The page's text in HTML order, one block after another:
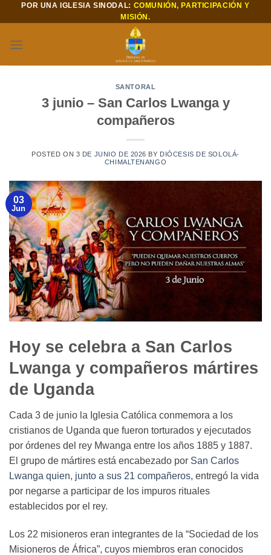
Saltar
al
POR UNA IGLESIA SINODAL: COMUNIÓN, PARTICIPACIÓN Y
MISIÓN.
SANTORAL
3 junio – San Carlos Lwanga y
compañeros
POSTED ON 3 DE JUNIO DE 2026 BY DIÓCESIS DE SOLOLÁ-
CHIMALTENANGO
03
Jun
Hoy se celebra a San Carlos
Lwanga y compañeros mártires
de Uganda
Cada 3 de junio la Iglesia Católica conmemora a los
cristianos de Uganda que fueron torturados y ejecutados
por órdenes del rey Mwanga entre los años 1885 y 1887.
El grupo de mártires está encabezado por San Carlos
Lwanga quien, junto a sus 21 compañeros, entregó la vida
por negarse a participar de los impuros rituales
establecidos por el rey.
Los 22 misioneros eran integrantes de la “Sociedad de los
Misioneros de África”, cuyos miembros eran conocidos